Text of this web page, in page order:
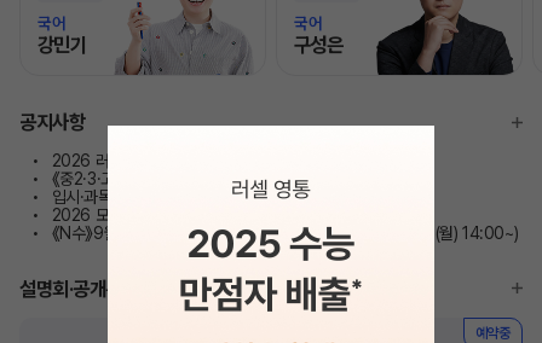
국어
강민기
국어
구성은
공지사항
2026 러셀 영통 ★대입 합격자 현황 및 내신 성공사례★
《중2·3·고1·2》2027 윈터스쿨 사전예약 안내
입시·과목별 8월 설명회 일정 안내
2026 모의고사 연간 일정 및 주의사항 안내
《N수》9월 메가X대성 프리미엄 모의고사 외부생 접수(※8/17(월) 14:00~)
설명회·공개특강
예약중